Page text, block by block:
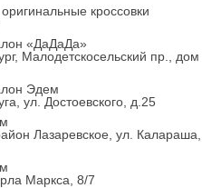
кроссовки
«ДаДаДа»
Малодетскосельский пр., дом
Эдем
ул. Достоевского, д.25
Лазаревское, ул. Калараша,
Маркса, 8/7